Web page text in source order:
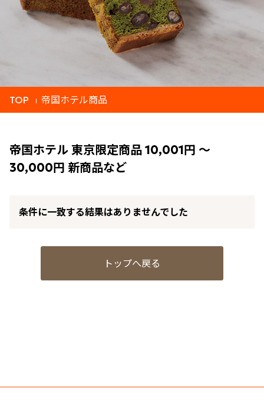
TOP 帝国ホテル商品
帝国ホテル 東京限定商品 10,001円 ～
30,000円 新商品など
条件に一致する結果はありませんでした
トップへ戻る